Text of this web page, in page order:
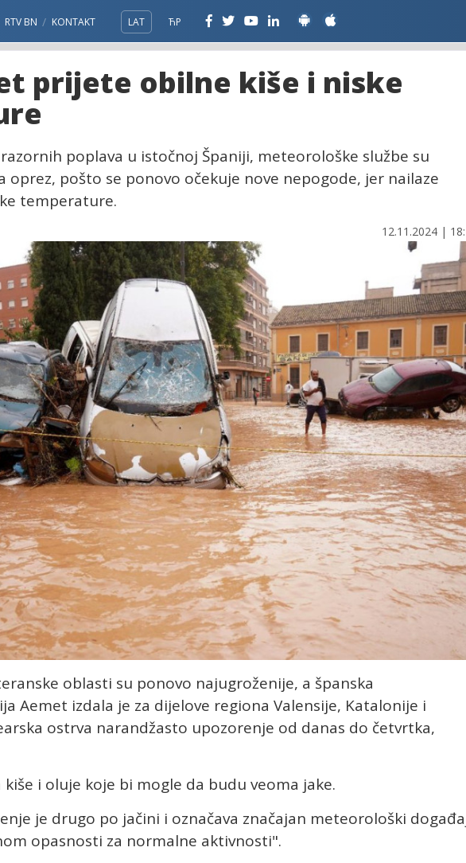
RTV BN KONTAKT LAT ЋР
prijete obilne kiše i niske
poplava u istočnoj Španiji, meteorološke službe su
oprez, pošto se ponovo očekuje nove nepogode, jer nailaze
temperature.
12.11.2024 |
oblasti su ponovo najugroženije, a španska
Aemet izdala je za dijelove regiona Valensije, Katalonije i
ostrva narandžasto upozorenje od danas do četvrtka,
i oluje koje bi mogle da budu veoma jake.
je drugo po jačini i označava značajan meteorološki
opasnosti za normalne aktivnosti".